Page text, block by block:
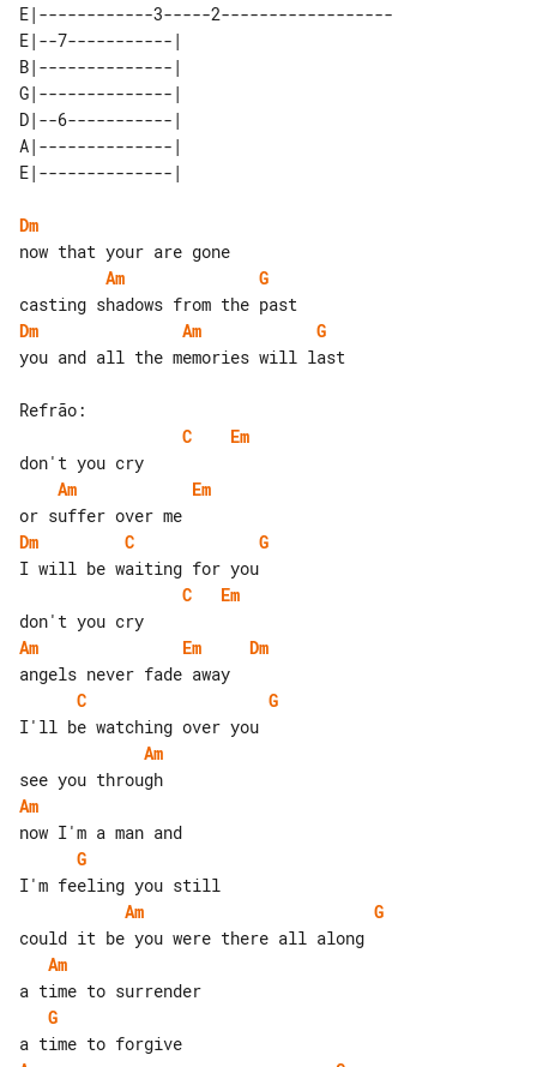
E|------------3-----2------------------
E|--7-----------|
B|--------------|
G|--------------|
D|--6-----------|
A|--------------|
Dm
Am
G
Dm
Am
G
you and all the memories will last
C
Em
Am
Em
Dm
C
G
C
Em
Am
Em
Dm
C
G
Am
Am
G
Am
G
Am
G